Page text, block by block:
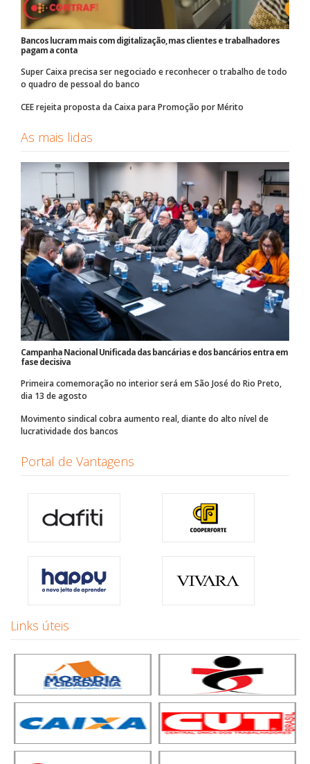
Bancos lucram mais com digitalização, mas clientes e trabalhadores
pagam a conta
Super Caixa precisa ser negociado e reconhecer o trabalho de todo
o quadro de pessoal do banco
CEE rejeita proposta da Caixa para Promoção por Mérito
As mais lidas
Campanha Nacional Unificada das bancárias e dos bancários entra em
fase decisiva
Primeira comemoração no interior será em São José do Rio Preto,
dia 13 de agosto
Movimento sindical cobra aumento real, diante do alto nível de
lucratividade dos bancos
Portal de Vantagens
Links úteis